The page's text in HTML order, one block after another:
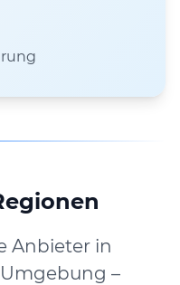
Anbieter in
–